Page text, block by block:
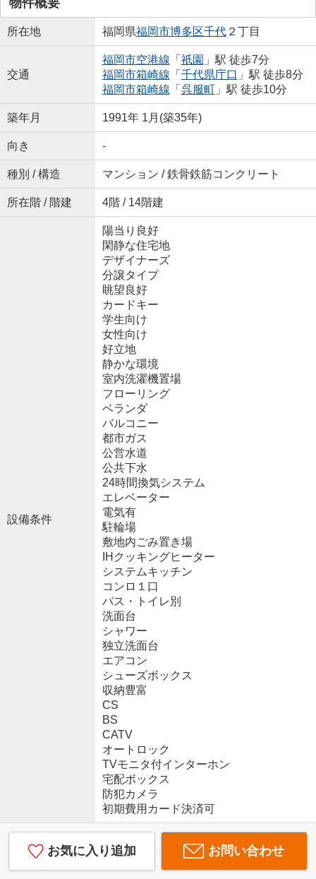
物件概要
所在地 福岡県福岡市博多区千代２丁目
交通
福岡市空港線 「 祇園 」駅 徒歩7分
福岡市箱崎線 「 千代県庁口 」駅 徒歩8分
福岡市箱崎線 「 呉服町」駅 徒歩10分
築年月 1991年 1月(築35年)
向き -
種別 / 構造 マンション / 鉄骨鉄筋コンクリート
所在階 / 階建 4階 / 14階建
設備条件
陽当り良好
閑静な住宅地
デザイナーズ
分譲タイプ
眺望良好
カードキー
学生向け
女性向け
好立地
静かな環境
室内洗濯機置場
フローリング
ベランダ
バルコニー
都市ガス
公営水道
公共下水
24時間換気システム
エレベーター
電気有
駐輪場
敷地内ごみ置き場
IHクッキングヒーター
システムキッチン
コンロ１口
バス・トイレ別
洗面台
シャワー
独立洗面台
エアコン
シューズボックス
収納豊富
CS
BS
CATV
オートロック
TVモニタ付インターホン
宅配ボックス
防犯カメラ
初期費用カード決済可
お気に入り追加 お問い合わせ